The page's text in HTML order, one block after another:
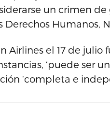
un crimen de
Humanos,
Airlines el 17 de julio
‘puede ser
‘completa e